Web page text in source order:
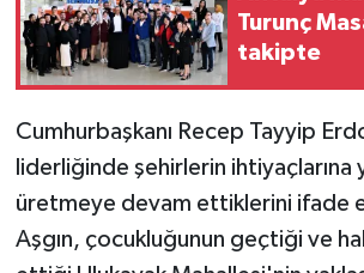
Turunç
takipte
Cumhurbaşkanı Recep Tayyip
liderliğinde şehirlerin ihtiyaçlarına
üretmeye devam ettiklerini ifade
Aşgın, çocukluğunun geçtiği ve